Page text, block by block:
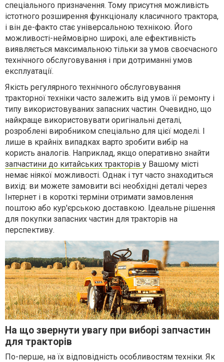
спеціального призначення. Тому присутня можливість
істотного розширення функціоналу класичного трактора,
і він де-факто стає універсальною технікою. Його
можливості-неймовірно широкі, але ефективність
виявляється максимальною тільки за умов своєчасного
технічного обслуговування і при дотриманні умов
експлуатації.
Якість регулярного технічного обслуговування
тракторної техніки часто залежить від умов її ремонту і
типу використовуваних запасних частин. Очевидно, що
найкраще використовувати оригінальні деталі,
розроблені виробником спеціально для цієї моделі. І
лише в крайніх випадках варто зробити вибір на
користь аналогів. Наприклад, якщо оперативно знайти
запчастини до китайських тракторів у Вашому місті
немає ніякої можливості. Однак і тут часто знаходиться
вихід: ви можете замовити всі необхідні деталі через
Інтернет і в короткі терміни отримати замовлення
поштою або кур'єрською доставкою. Ідеальне рішення
для покупки запасних частин для тракторів на
перспективу.
На що звернути увагу при виборі запчастин
для тракторів
По-перше, на їх відповідність особливостям техніки. Як